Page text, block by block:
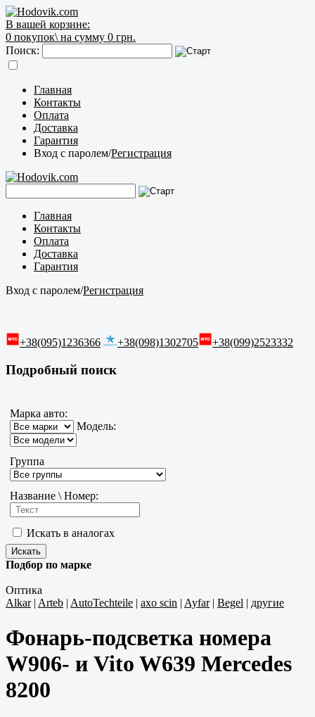
В вашей корзине:
0 покупок\ на сумму 0 грн.
Поиск:
Главная
Контакты
Оплата
Доставка
Гарантия
Вход с паролем/Регистрация
Главная
Контакты
Оплата
Доставка
Гарантия
Вход с паролем/Регистрация
+38(095)1236366 +38(098)1302705 +38(099)2523332
Подробный поиск
Марка авто:
Модель:
Группа
Название \ Номер:
Искать в аналогах
Подбор по марке
Оптика
Alkar| Arteb | AutoTechteile | axo scin | Ayfar| Begel | другие
Фонарь-подсветка номера
W906- и Vito W639 Mercedes
8200